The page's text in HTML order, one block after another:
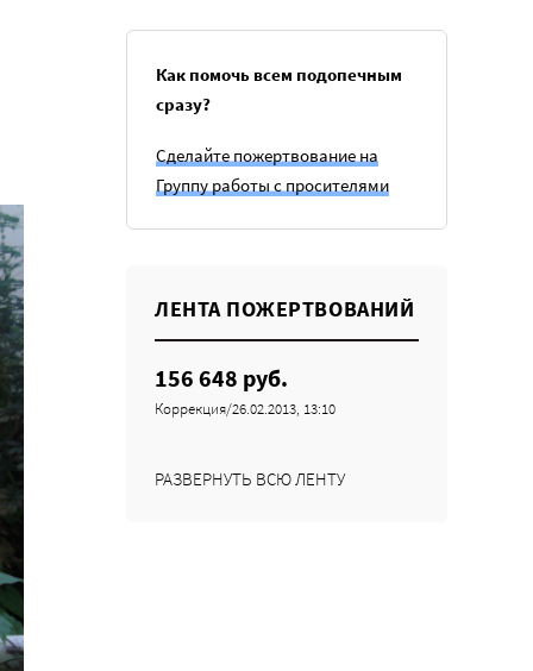
Как помочь всем подопечным
сразу?
Сделайте пожертвование на
Группу работы с просителями
ЛЕНТА ПОЖЕРТВОВАНИЙ
156 648 руб.
Коррекция/26.02.2013, 13:10
РАЗВЕРНУТЬ ВСЮ ЛЕНТУ